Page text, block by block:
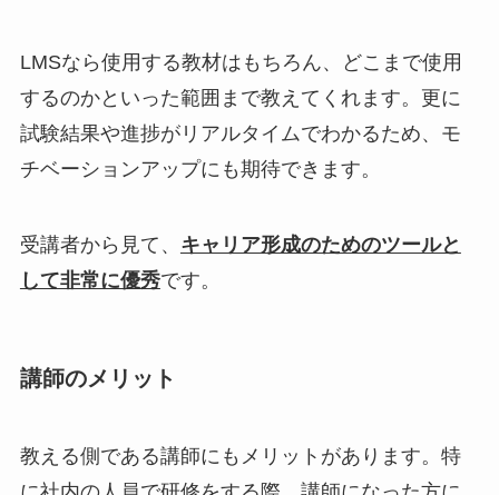
LMSなら使用する教材はもちろん、どこまで使用
するのかといった範囲まで教えてくれます。更に
試験結果や進捗がリアルタイムでわかるため、モ
チベーションアップにも期待できます。
受講者から見て、 キャリア形成のためのツールと
して非常に優秀です。
講師のメリット
教える側である講師にもメリットがあります。特